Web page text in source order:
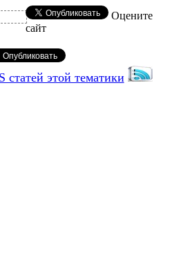
Оцените
сайт
статей этой тематики